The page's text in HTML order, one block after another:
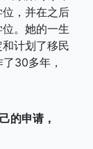
，并在之后
。她的一生
计划了移民
30多年，
的申请，